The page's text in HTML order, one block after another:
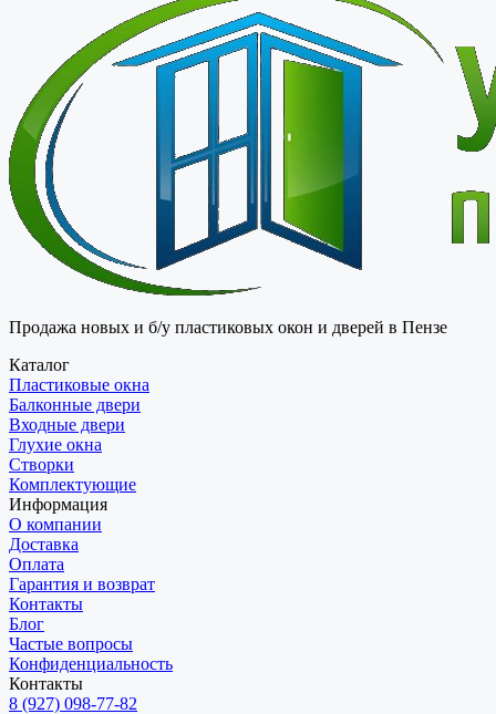
Продажа новых и б/у пластиковых окон и дверей в Пензе
Каталог
Пластиковые окна
Балконные двери
Входные двери
Глухие окна
Створки
Комплектующие
Информация
О компании
Доставка
Оплата
Гарантия и возврат
Контакты
Блог
Частые вопросы
Конфиденциальность
Контакты
8 (927) 098-77-82